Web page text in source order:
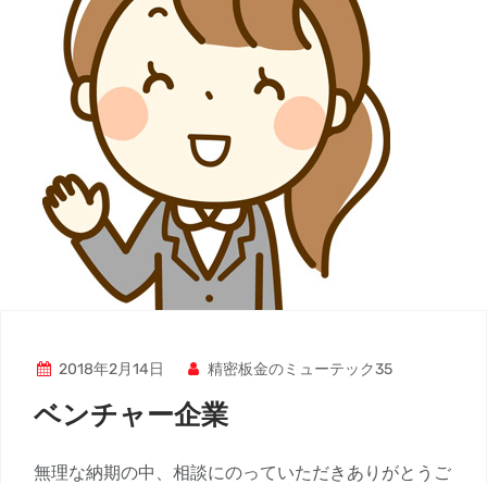
2018年2月14日 精密板金のミューテック35
ベンチャー企業
無理な納期の中、相談にのっていただきありがとうご